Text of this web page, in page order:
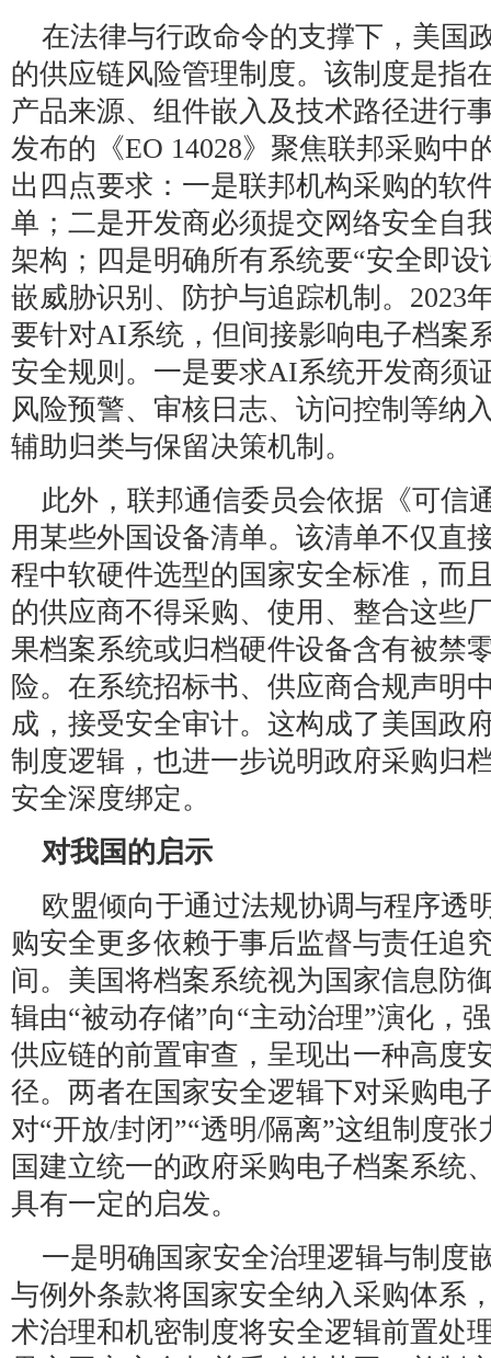
在法律与行政命令的支撑下，美国
的供应链风险管理制度。该制度是指
产品来源、组件嵌入及技术路径进行
发布的《EO 14028》聚焦联邦采购中
出四点要求：一是联邦机构采购的软
单；二是开发商必须提交网络安全自
架构；四是明确所有系统要“安全即
嵌威胁识别、防护与追踪机制。2023
要针对AI系统，但间接影响电子档案
安全规则。一是要求AI系统开发商须
风险预警、审核日志、访问控制等纳
辅助归类与保留决策机制。
此外，联邦通信委员会依据《可信
用某些外国设备清单。该清单不仅直
程中软硬件选型的国家安全标准，而
的供应商不得采购、使用、整合这些
果档案系统或归档硬件设备含有被禁
险。在系统招标书、供应商合规声明
成，接受安全审计。这构成了美国政
制度逻辑，也进一步说明政府采购归
安全深度绑定。
对我国的启示
欧盟倾向于通过法规协调与程序透
购安全更多依赖于事后监督与责任追
间。美国将档案系统视为国家信息防
辑由“被动存储”向“主动治理”演化，
供应链的前置审查，呈现出一种高度
径。两者在国家安全逻辑下对采购电
对“开放/封闭”“透明/隔离”这组制度
国建立统一的政府采购电子档案系统
具有一定的启发。
一是明确国家安全治理逻辑与制度
与例外条款将国家安全纳入采购体系
术治理和机密制度将安全逻辑前置处